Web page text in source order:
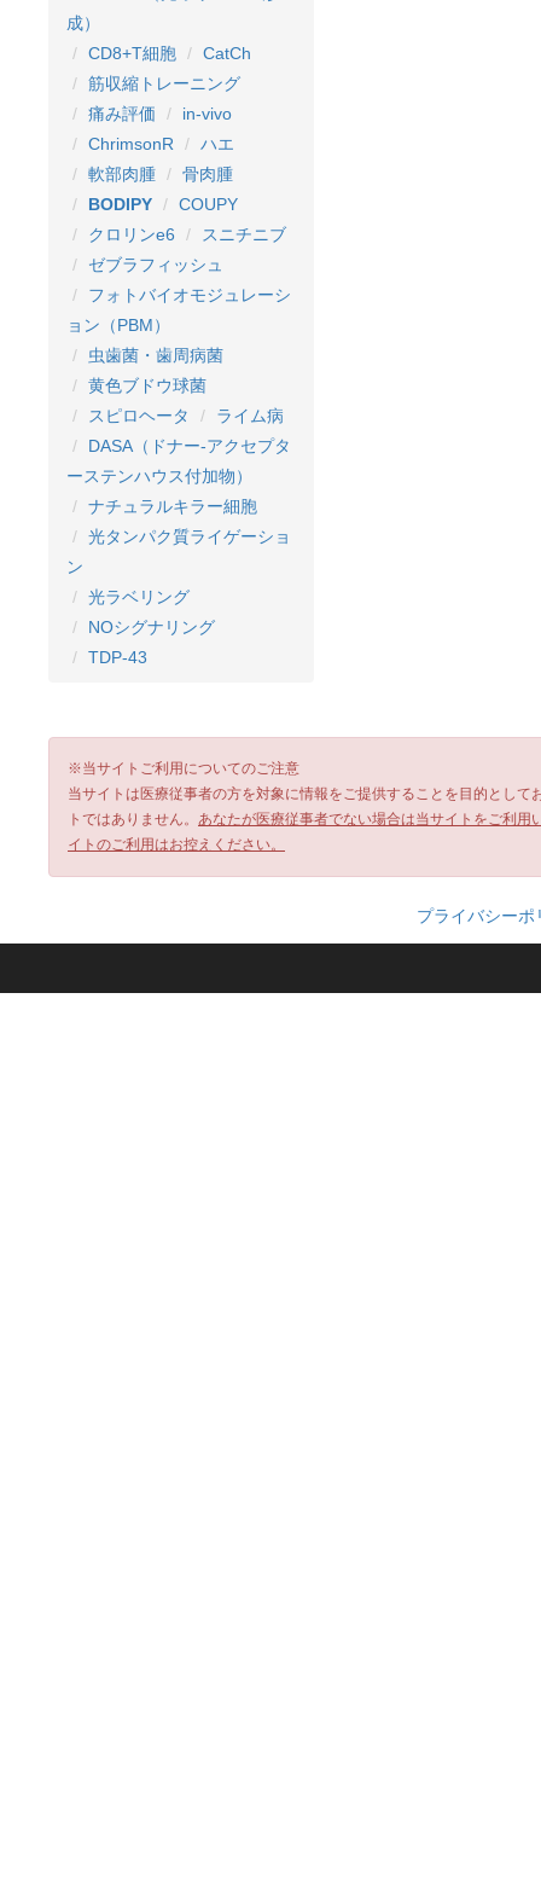
成）
CD8+T細胞
CatCh
筋収縮トレーニング
痛み評価
in-vivo
ChrimsonR
ハエ
軟部肉腫
骨肉腫
BODIPY
COUPY
クロリンe6
スニチニブ
ゼブラフィッシュ
フォトバイオモジュレーシ
ョン（PBM）
虫歯菌・歯周病菌
黄色ブドウ球菌
スピロヘータ
ライム病
DASA（ドナー-アクセプタ
ーステンハウス付加物）
ナチュラルキラー細胞
光タンパク質ライゲーショ
ン
光ラベリング
NOシグナリング
TDP-43
※当サイトご利用についてのご注意
当サイトは医療従事者の方を対象に情報をご提供することを目的とし
トではありません。 あなたが医療従事者でない場合は当サイトをご利
イトのご利用はお控えください。
プライバシーポ